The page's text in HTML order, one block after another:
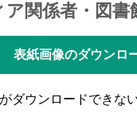
ア関係者・図書
表紙画像のダウンロ
ダウンロードできな